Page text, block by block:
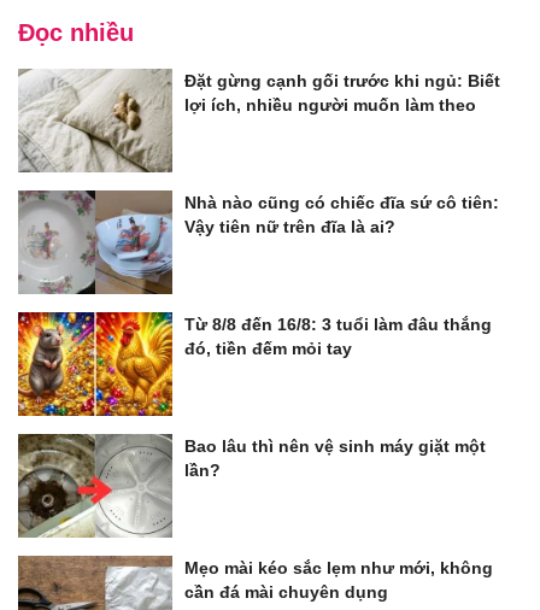
Đọc nhiều
Đặt gừng cạnh gối trước khi ngủ: Biết
lợi ích, nhiều người muốn làm theo
Nhà nào cũng có chiếc đĩa sứ cô tiên:
Vậy tiên nữ trên đĩa là ai?
Từ 8/8 đến 16/8: 3 tuổi làm đâu thắng
đó, tiền đếm mỏi tay
Bao lâu thì nên vệ sinh máy giặt một
lần?
Mẹo mài kéo sắc lẹm như mới, không
cần đá mài chuyên dụng